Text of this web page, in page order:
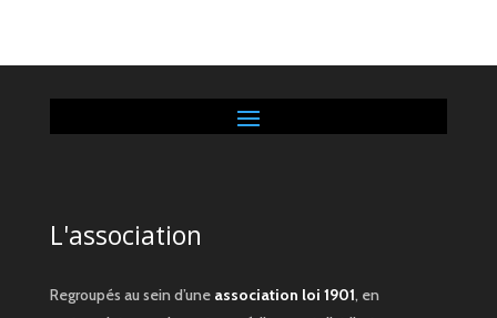
L'association
Regroupés au sein d’une association loi 1901, en